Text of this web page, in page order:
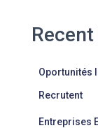
Oportunités
Recrutent
Entreprises